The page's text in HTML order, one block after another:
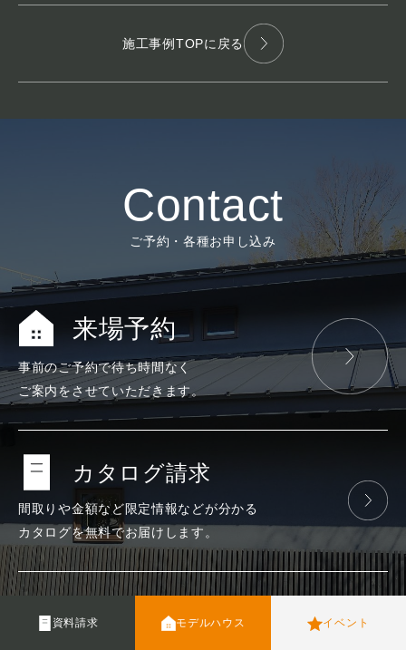
施工事例TOPに戻る
Contact
ご予約・各種お申し込み
来場予約
事前のご予約で待ち時間なく
ご案内をさせていただきます。
カタログ請求
間取りや金額など限定情報などが分かる
カタログを無料でお届けします。
イベント モデルハウス
資料請求 イベント